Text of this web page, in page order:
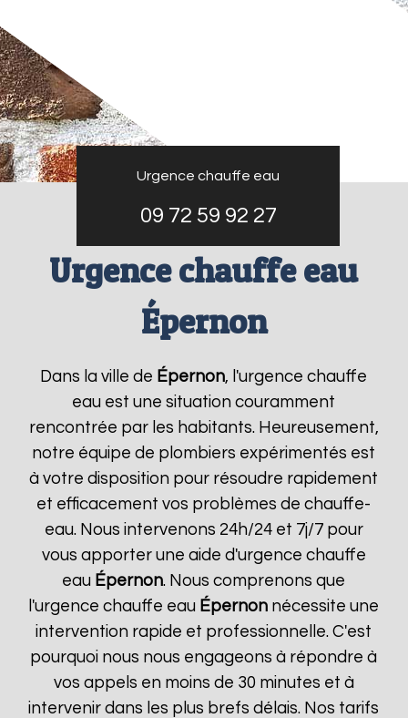
Urgence chauffe eau
09 72 59 92 27
Urgence chauffe eau
Épernon
Dans la ville de Épernon, l'urgence chauffe
eau est une situation couramment
rencontrée par les habitants. Heureusement,
notre équipe de plombiers expérimentés est
à votre disposition pour résoudre rapidement
et efficacement vos problèmes de chauffe-
eau. Nous intervenons 24h/24 et 7j/7 pour
vous apporter une aide d'urgence chauffe
eau Épernon. Nous comprenons que
l'urgence chauffe eau Épernon nécessite une
intervention rapide et professionnelle. C'est
pourquoi nous nous engageons à répondre à
vos appels en moins de 30 minutes et à
intervenir dans les plus brefs délais. Nos tarifs